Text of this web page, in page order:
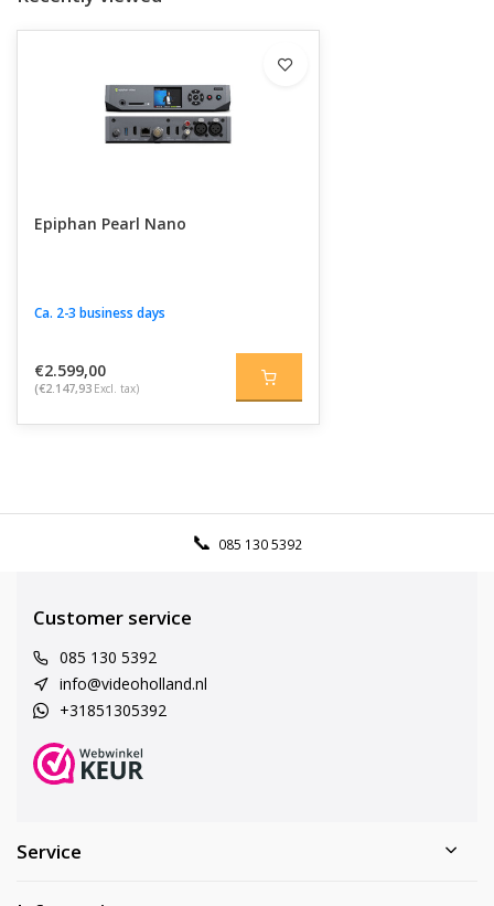
Epiphan Pearl Nano
Ca. 2-3 business days
€2.599,00
(€2.147,93 Excl. tax)
085 130 5392
Customer service
085 130 5392
info@videoholland.nl
+31851305392
Service